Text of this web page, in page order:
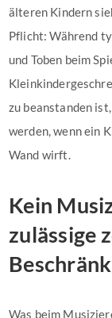
älteren Kindern
Pflicht: Während
und Toben beim
zu beanstanden
werden, wenn ein
Wand wirft.
Kein
zulässige
Was beim